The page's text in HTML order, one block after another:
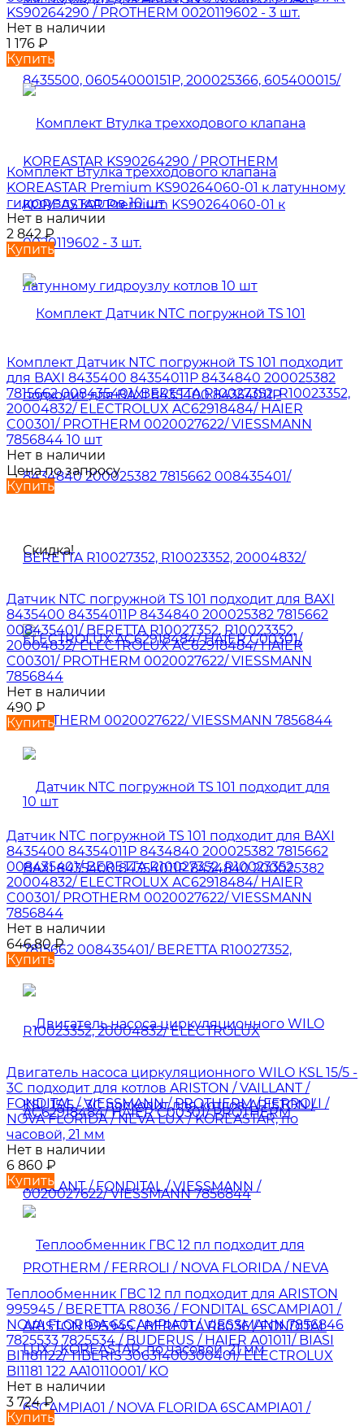
KS90264290 / PROTHERM 0020119602 - 3 шт.
Нет в наличии
1 176 ₽
Купить
Комплект Втулка трехходового клапана
KOREASTAR Premium KS90264060-01 к латунному
гидроузлу котлов 10 шт
Нет в наличии
2 842₽
Купить
Комплект Датчик NTC погружной TS 101 подходит
для BAXI 8435400 84354011P 8434840 200025382
7815662 008435401/ BERETTA R10027352, R10023352,
20004832/ ELECTROLUX AC62918484/ HAIER
C00301/ PROTHERM 0020027622/ VIESSMANN
7856844 10 шт
Нет в наличии
Цена по запросу
Купить
Скидка!
Датчик NTC погружной TS 101 подходит для BAXI
8435400 84354011P 8434840 200025382 7815662
008435401/ BERETTA R10027352, R10023352,
20004832/ ELECTROLUX AC62918484/ HAIER
C00301/ PROTHERM 0020027622/ VIESSMANN
7856844
Нет в наличии
490 ₽
Купить
Датчик NTC погружной TS 101 подходит для BAXI
8435400 84354011P 8434840 200025382 7815662
008435401/ BERETTA R10027352, R10023352,
20004832/ ELECTROLUX AC62918484/ HAIER
C00301/ PROTHERM 0020027622/ VIESSMANN
7856844
Нет в наличии
646,80₽
Купить
Двигатель насоса циркуляционного WILO КSL 15/5 -
3C подходит для котлов ARISTON / VAILLANT /
FONDITAL / VIESSMANN / PROTHERM / FERROLI /
NOVA FLORIDA / NEVA LUX / KOREASTAR, по
часовой, 21 мм
Нет в наличии
6 860 ₽
Купить
Теплообменник ГВС 12 пл подходит для ARISTON
995945 / BERETTA R8036 / FONDITAL 6SCAMPIA01 /
NOVA FLORIDA 6SCAMPIA01 / VIESSMANN 7856846
7825533 7825534 / BUDERUS / HAIER A01011/ BIASI
BI1181122/ TIBERIS 30631400300401/ ELECTROLUX
BI1181 122 AA10110001/ KO
Нет в наличии
3 724₽
Купить